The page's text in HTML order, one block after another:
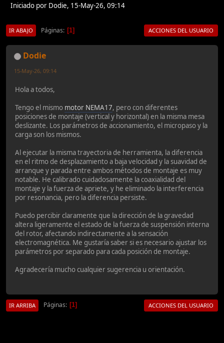
Iniciado por Dodie, 15-May-26, 09:14
IR ABAJO Páginas 1 ACCIONES DEL USUARIO
Dodie
15-May-26, 09:14
Hola a todos,
Tengo el mismo motor NEMA17, pero con diferentes
posiciones de montaje (vertical y horizontal) en la misma mesa
deslizante. Los parámetros de accionamiento, el micropaso y la
carga son los mismos.
Al ejecutar la misma trayectoria de herramienta, la diferencia
en el ritmo de desplazamiento a baja velocidad y la suavidad de
arranque y parada entre ambos métodos de montaje es muy
notable. He calibrado cuidadosamente la coaxialidad del
montaje y la fuerza de apriete, y he eliminado la interferencia
por resonancia, pero la diferencia persiste.
Puedo percibir claramente que la dirección de la gravedad
altera ligeramente el estado de la fuerza de suspensión interna
del rotor, afectando indirectamente a la sensación
electromagnética. Me gustaría saber si es necesario ajustar los
parámetros por separado para cada posición de montaje.
Agradecería mucho cualquier sugerencia u orientación.
IR ARRIBA Páginas 1 ACCIONES DEL USUARIO